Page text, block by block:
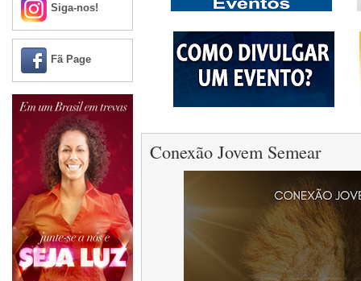
Siga-nos!
Fã Page
Conexão Jovem Semear